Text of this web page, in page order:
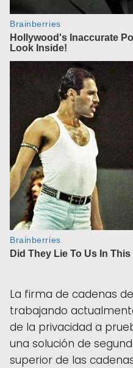
La firma de cadenas
trabajando
de la privacidad a
una solución de
superior de las